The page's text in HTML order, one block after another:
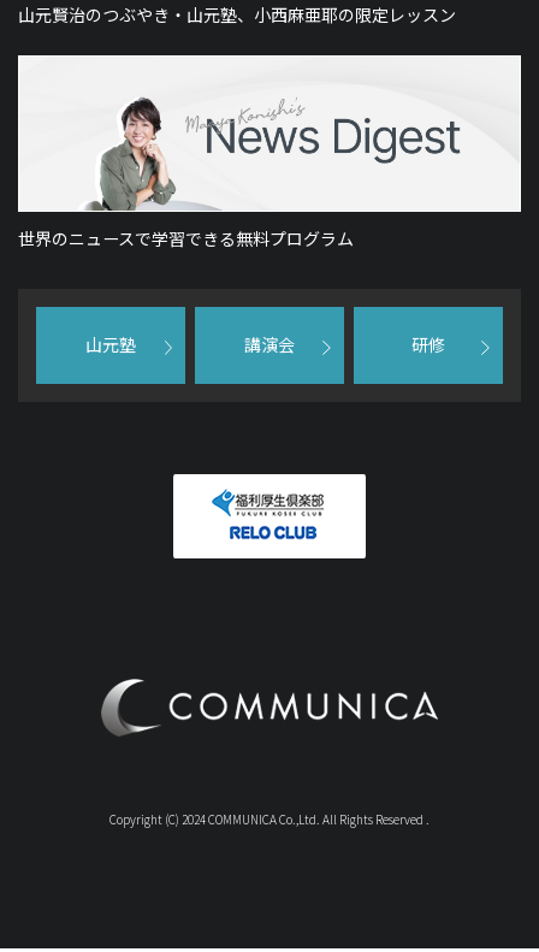
山元賢治のつぶやき・山元塾、小西麻亜耶の限定レッスン
世界のニュースで学習できる無料プログラム
山元塾 講演会 研修
Copyright (C) 2024 COMMUNICA Co.,Ltd. All Rights Reserved .